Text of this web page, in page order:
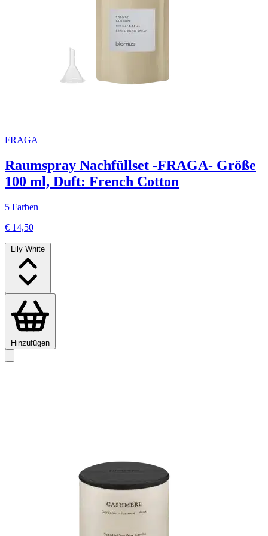
FRAGA
Raumspray Nachfüllset -FRAGA- Größe
100 ml, Duft: French Cotton
5 Farben
€ 14,50
Lily White
Hinzufügen